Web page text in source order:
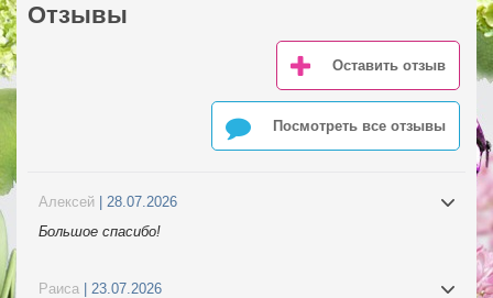
Отзывы
Оставить отзыв
Посмотреть все отзывы
Алексей | 28.07.2026
Большое спасибо!
Раиса | 23.07.2026